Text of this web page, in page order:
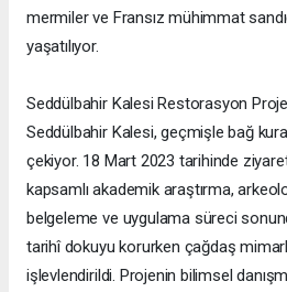
mermiler ve Fransız mühimmat
yaşatılıyor.
Seddülbahir Kalesi Restorasyon
Seddülbahir Kalesi, geçmişle bağ
çekiyor. 18 Mart 2023 tarihinde
kapsamlı akademik araştırma,
belgeleme ve uygulama süreci
tarihî dokuyu korurken çağdaş
işlevlendirildi. Projenin bilimsel